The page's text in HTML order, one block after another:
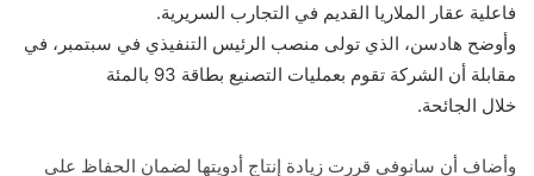
فاعلية عقار الملاريا القديم في التجارب السريرية.
وأوضح هادسن، الذي تولى منصب الرئيس التنفيذي في سبتمبر، في
مقابلة أن الشركة تقوم بعمليات التصنيع بطاقة 93 بالمئة
خلال الجائحة.
وأضاف أن سانوفي قررت زيادة إنتاج أدويتها لضمان الحفاظ على